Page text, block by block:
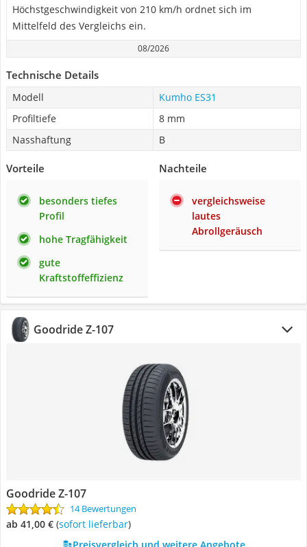
Höchstgeschwindigkeit von 210 km/h ordnet sich im
Mittelfeld des Vergleichs ein.
08/2026
Technische Details
Modell
Kumho ES31
Profiltiefe
8 mm
Nasshaftung
B
Vorteile
besonders tiefes
Profil
hohe Tragfähigkeit
gute
Kraftstoffeffizienz
Nachteile
vergleichsweise
lautes
Abrollgeräusch
Goodride Z-107
Goodride Z-107
14 Bewertungen
ab 41,00 € ( Sofort lieferbar)